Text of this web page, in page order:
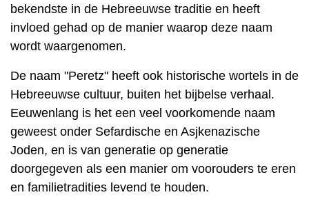
bekendste in de Hebreeuwse traditie en heeft
invloed gehad op de manier waarop deze naam
wordt waargenomen.
De naam "Peretz" heeft ook historische wortels in de
Hebreeuwse cultuur, buiten het bijbelse verhaal.
Eeuwenlang is het een veel voorkomende naam
geweest onder Sefardische en Asjkenazische
Joden, en is van generatie op generatie
doorgegeven als een manier om voorouders te eren
en familietradities levend te houden.